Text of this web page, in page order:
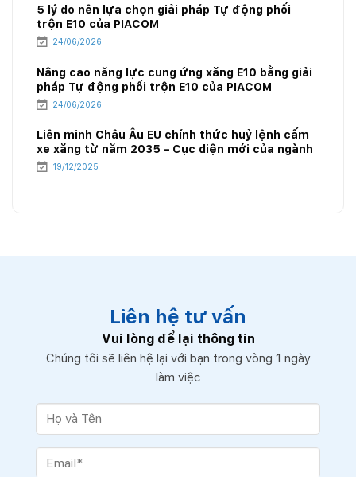
5 lý do nên lựa chọn giải pháp Tự động phối
trộn E10 của PIACOM
24/06/2026
Nâng cao năng lực cung ứng xăng E10 bằng giải
pháp Tự động phối trộn E10 của PIACOM
24/06/2026
Liên minh Châu Âu EU chính thức huỷ lệnh cấm
xe xăng từ năm 2035 – Cục diện mới của ngành
năng lượng
19/12/2025
Liên hệ tư vấn
Vui lòng để lại thông tin
Chúng tôi sẽ liên hệ lại với bạn trong vòng 1 ngày
làm việc